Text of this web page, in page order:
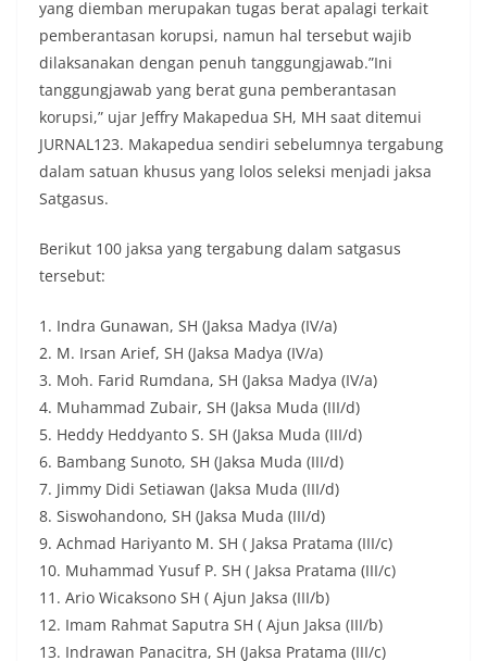
yang diemban merupakan tugas berat apalagi terkait
pemberantasan korupsi, namun hal tersebut wajib
dilaksanakan dengan penuh tanggungjawab.”Ini
tanggungjawab yang berat guna pemberantasan
korupsi,” ujar Jeffry Makapedua SH, MH saat ditemui
JURNAL123. Makapedua sendiri sebelumnya tergabung
dalam satuan khusus yang lolos seleksi menjadi jaksa
Satgasus.
Berikut 100 jaksa yang tergabung dalam satgasus
tersebut:
1. Indra Gunawan, SH (Jaksa Madya (IV/a)
2. M. Irsan Arief, SH (Jaksa Madya (IV/a)
3. Moh. Farid Rumdana, SH (Jaksa Madya (IV/a)
4. Muhammad Zubair, SH (Jaksa Muda (III/d)
5. Heddy Heddyanto S. SH (Jaksa Muda (III/d)
6. Bambang Sunoto, SH (Jaksa Muda (III/d)
7. Jimmy Didi Setiawan (Jaksa Muda (III/d)
8. Siswohandono, SH (Jaksa Muda (III/d)
9. Achmad Hariyanto M. SH ( Jaksa Pratama (III/c)
10. Muhammad Yusuf P. SH ( Jaksa Pratama (III/c)
11. Ario Wicaksono SH ( Ajun Jaksa (III/b)
12. Imam Rahmat Saputra SH ( Ajun Jaksa (III/b)
13. Indrawan Panacitra, SH (Jaksa Pratama (III/c)